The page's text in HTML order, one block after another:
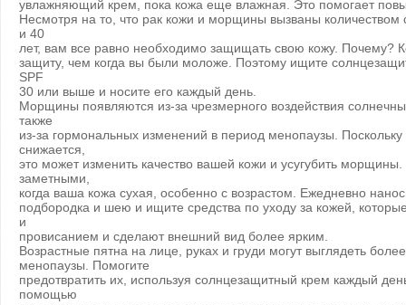
увлажняющий крем, пока кожа еще влажная. Это помогает
Несмотря на то, что рак кожи и морщины вызваны количеством
и 40
лет, вам все равно необходимо защищать свою кожу. Почему?
защиту, чем когда вы были моложе. Поэтому ищите
SPF
30 или выше и носите его каждый день.
Морщины появляются из-за чрезмерного воздействия
также
из-за гормональных изменений в период менопаузы.
снижается,
это может изменить качество вашей кожи и усугубить
заметными,
когда ваша кожа сухая, особенно с возрастом. Ежедневно
подбородка и шею и ищите средства по уходу за кожей,
и
провисанием и сделают внешний вид более ярким.
Возрастные пятна на лице, руках и груди могут выглядеть
менопаузы. Помогите
предотвратить их, используя солнцезащитный крем каждый
помощью